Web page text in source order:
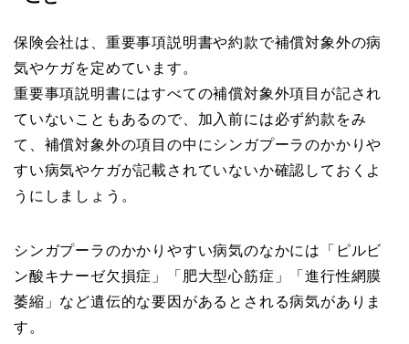
保険会社は、重要事項説明書や約款で補償対象外の病
気やケガを定めています。
重要事項説明書にはすべての補償対象外項目が記され
ていないこともあるので、加入前には必ず約款をみ
て、補償対象外の項目の中にシンガプーラのかかりや
すい病気やケガが記載されていないか確認しておくよ
うにしましょう。
シンガプーラのかかりやすい病気のなかには「ピルビ
ン酸キナーゼ欠損症」「肥大型心筋症」「進行性網膜
萎縮」など遺伝的な要因があるとされる病気がありま
す。